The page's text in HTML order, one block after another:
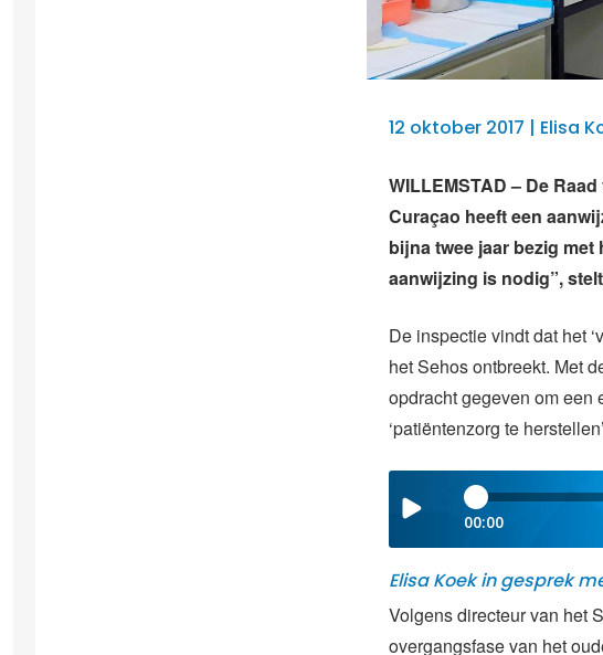
12 oktober 2017 | Elisa
WILLEMSTAD – De
Curaçao heeft een
bijna twee jaar bezig
aanwijzing is nodig”,
De inspectie vindt dat het
het Sehos ontbreekt. Met
opdracht gegeven om een
‘patiëntenzorg te
00:00
Elisa Koek in gesprek
Volgens directeur van het
overgangsfase van het